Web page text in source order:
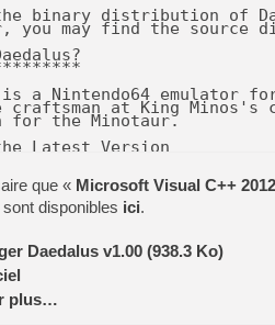
binary distribution of
you may find the source
a Nintendo64 emulator for
at King Minos's
for the Minotaur.
Latest Version
currently hosted on
be found on https://
recent version of
should be very easy to
que « Microsoft Visual C++
disponibles ici.
Daedalus v1.00 (938.3 Ko)
plus…